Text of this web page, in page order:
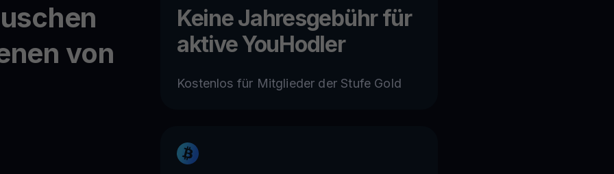
von
Keine Jahresgebühr für
aktive YouHodler
Kostenlos für Mitglieder der Stufe Gold